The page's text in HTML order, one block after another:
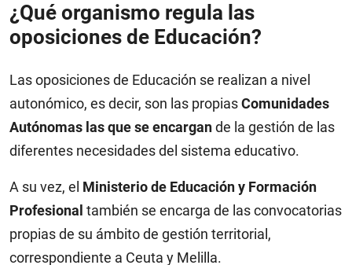
¿Qué organismo regula las
oposiciones de Educación?
Las oposiciones de Educación se realizan a nivel
autonómico, es decir, son las propiasComunidades
Autónomas las que se encargande la gestión de las
diferentes necesidades del sistema educativo.
A su vez, el Ministerio de Educación y Formación
Profesional también se encarga de las convocatorias
propias de su ámbito de gestión territorial,
correspondiente a Ceuta y Melilla.